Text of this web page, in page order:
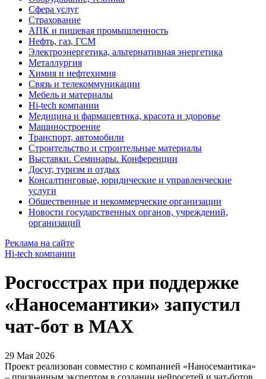
Сфера услуг
Страхование
АПК и пищевая промышленность
Нефть, газ, ГСМ
Электроэнергетика, альтернативная энергетика
Металлургия
Химия и нефтехимия
Связь и телекоммуникации
Мебель и материалы
Hi-tech компании
Медицина и фармацевтика, красота и здоровье
Машиностроение
Транспорт, автомобили
Строительство и строительные материалы
Выставки. Семинары. Конференции
Досуг, туризм и отдых
Консалтинговые, юридические и управленческие
услуги
Общественные и некоммерческие организации
Новости государственных органов, учреждений,
организаций
Реклама на сайте
Hi-tech компании
Росгосстрах при поддержке
«Наносемантики» запустил
чат-бот в МАХ
29 Мая 2026
Проект реализован совместно с компанией «Наносемантика»
– признанным экспертом в создании нейросетей и чат-ботов,